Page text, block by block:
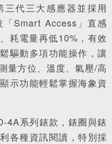
代三大感應器並採用
「Smart Access」直感
耗電量再低10%，有效
驅動多項功能操作，讓
量方位、溫度、氣壓/高
示功能輕鬆掌握海象資
4A系列錶款，錶圈與錶
各種資訊閱讀，特別採